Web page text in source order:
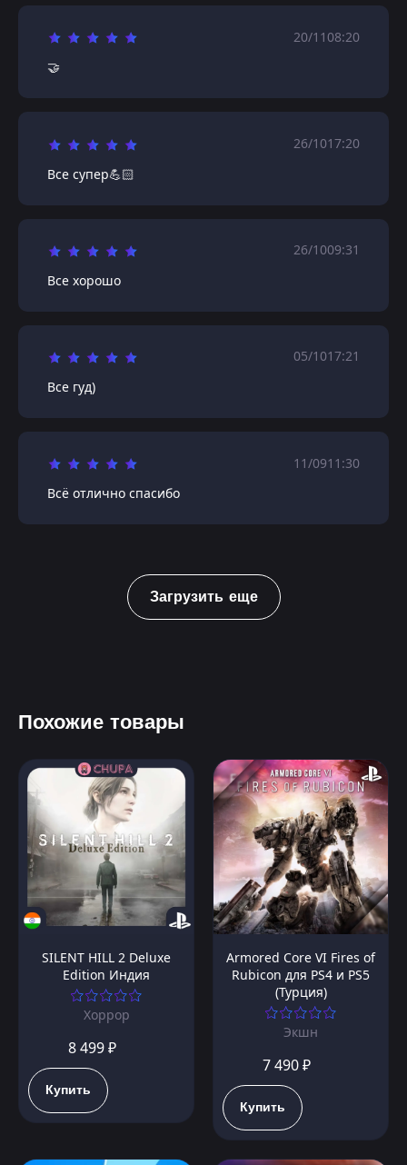
20/1108:20
🤝
26/1017:20
Все супер💪🏻
26/1009:31
Все хорошо
05/1017:21
Все гуд)
11/0911:30
Всё отлично спасибо
Загрузить еще
Похожие товары
SILENT HILL 2 Deluxe
Edition Индия
Хоррор
8 499 ₽
Купить
Armored Core VI Fires of
Rubicon для PS4 и PS5
(Турция)
Экшн
7 490 ₽
Купить